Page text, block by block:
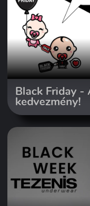
Black Friday -
kedvezmény!